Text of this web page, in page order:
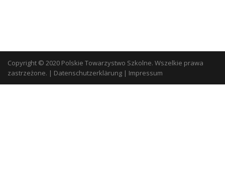
Copyright © 2020 Polskie Towarzystwo Szkolne. Wszelkie prawa
zastrzeżone. | Datenschutzerklärung | Impressum